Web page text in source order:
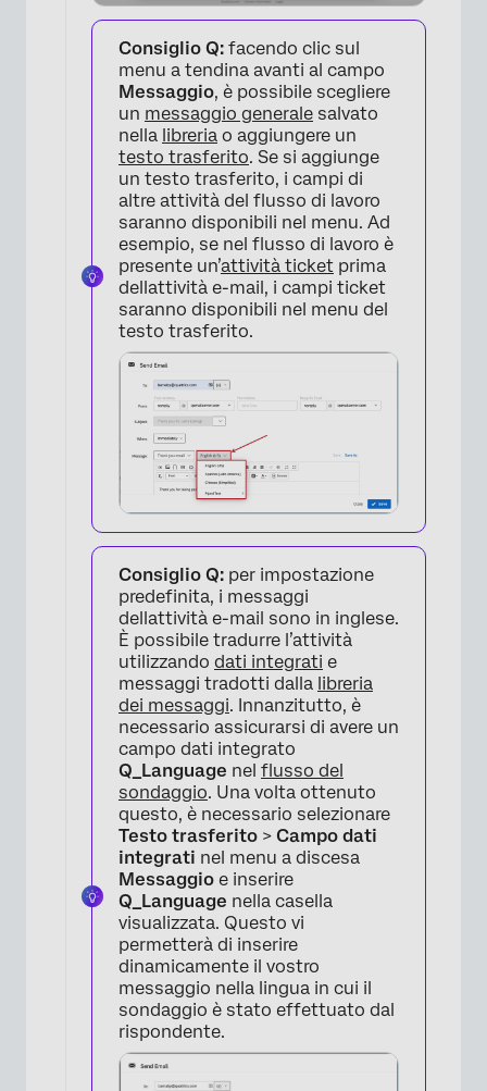
×
Consiglio Q: facendo clic sul
menu a tendina avanti al campo
Messaggio, è possibile scegliere
un messaggio generale salvato
nella libreria o aggiungere un
testo trasferito. Se si aggiunge
un testo trasferito, i campi di
altre attività del flusso di lavoro
saranno disponibili nel menu. Ad
esempio, se nel flusso di lavoro è
presente un’attività ticket prima
dellattività e-mail, i campi ticket
saranno disponibili nel menu del
testo trasferito.
Consiglio Q: per impostazione
predefinita, i messaggi
dellattività e-mail sono in inglese.
È possibile tradurre l’attività
utilizzando dati integrati e
messaggi tradotti dalla libreria
dei messaggi. Innanzitutto, è
necessario assicurarsi di avere un
campo dati integrato
Q_Language nel flusso del
sondaggio. Una volta ottenuto
questo, è necessario selezionare
Testo trasferito > Campo dati
integrati nel menu a discesa
Messaggio e inserire
Q_Language nella casella
visualizzata. Questo vi
permetterà di inserire
dinamicamente il vostro
messaggio nella lingua in cui il
sondaggio è stato effettuato dal
rispondente.